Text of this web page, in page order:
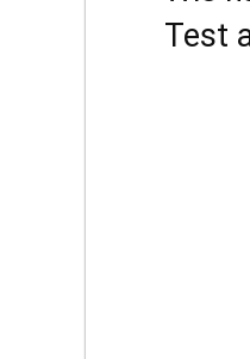
Test